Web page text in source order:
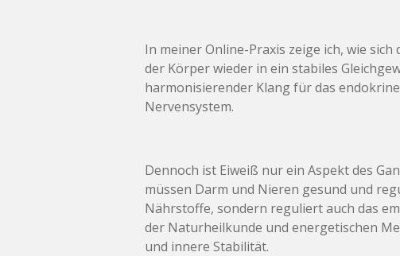
In meiner Online-Praxis zeige ich, wie
der Körper wieder in ein stabiles
harmonisierender Klang für das
Nervensystem.
Dennoch ist Eiweiß nur ein Aspekt des
müssen Darm und Nieren gesund und
Nährstoffe, sondern reguliert auch das
der Naturheilkunde und energetischen
und innere Stabilität.